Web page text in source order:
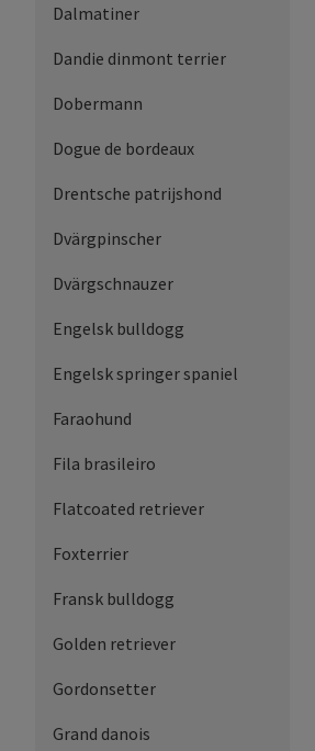
Dalmatiner
Dandie dinmont terrier
Dobermann
Dogue de bordeaux
Drentsche patrijshond
Dvärgpinscher
Dvärgschnauzer
Engelsk bulldogg
Engelsk springer spaniel
Faraohund
Fila brasileiro
Flatcoated retriever
Foxterrier
Fransk bulldogg
Golden retriever
Gordonsetter
Grand danois